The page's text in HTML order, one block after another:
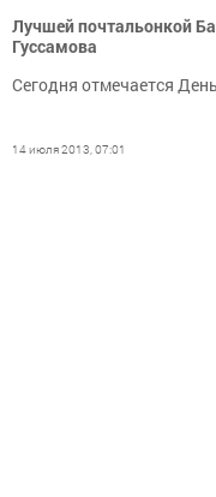
Лучшей почтальонкой
Гуссамова
Сегодня отмечается
14 июля 2013, 07:01